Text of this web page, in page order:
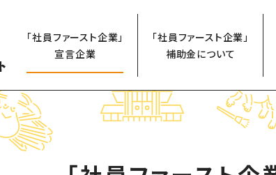
「社員ファースト企業」
宣言企業
「社員ファースト企業」
補助金について